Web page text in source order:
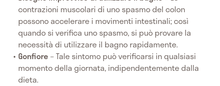
contrazioni muscolari di uno spasmo del colon
possono accelerare i movimenti intestinali; così
quando si verifica uno spasmo, si può provare la
necessità di utilizzare il bagno rapidamente.
Gonfiore– Tale sintomo può verificarsi in qualsiasi
momento della giornata, indipendentemente dalla
dieta.